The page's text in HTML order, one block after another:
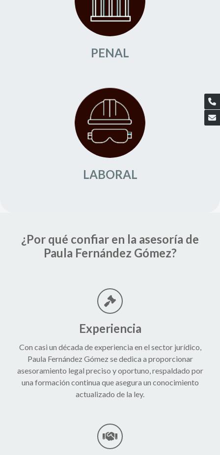
PENAL
LABORAL
¿Por qué confiar en la asesoría de
Paula Fernández Gómez?
Experiencia
Con casi un década de experiencia en el sector jurídico,
Paula Fernández Gómez se dedica a proporcionar
asesoramiento legal preciso y oportuno, respaldado por
una formación continua que asegura un conocimiento
actualizado de la ley.